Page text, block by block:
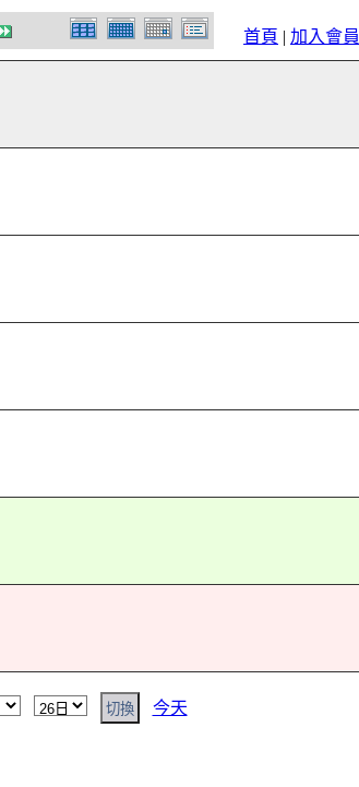
首頁 | 加入會員
今天